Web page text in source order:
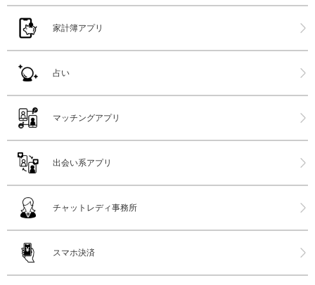
家計簿アプリ
占い
マッチングアプリ
出会い系アプリ
チャットレディ事務所
スマホ決済